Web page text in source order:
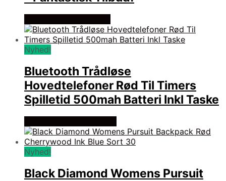
Nyhed!
Bluetooth Trådløse
Hovedtelefoner Rød Til Timers
Spilletid 500mah Batteri Inkl Taske
Nyhed!
Black Diamond Womens Pursuit